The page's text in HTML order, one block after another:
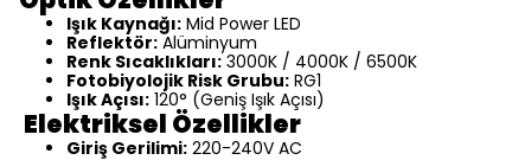
Işık Kaynağı: Mid Power LED
Reflektör: Alüminyum
Renk Sıcaklıkları: 3000K / 4000K / 6500K
Fotobiyolojik Risk Grubu: RG1
Işık Açısı: 120° (Geniş Işık Açısı)
Elektriksel Özellikler
Giriş Gerilimi: 220-240V AC